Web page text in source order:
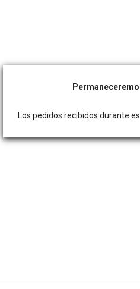
Los pedidos recibidos durante